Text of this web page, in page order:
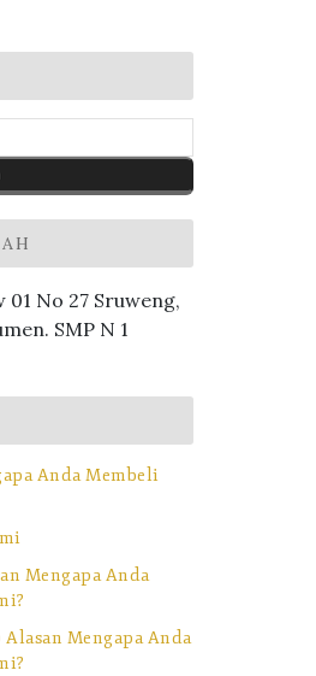
01 No 27 Sruweng,
SMP N 1
Anda Membeli
Mengapa Anda
Alasan Mengapa Anda